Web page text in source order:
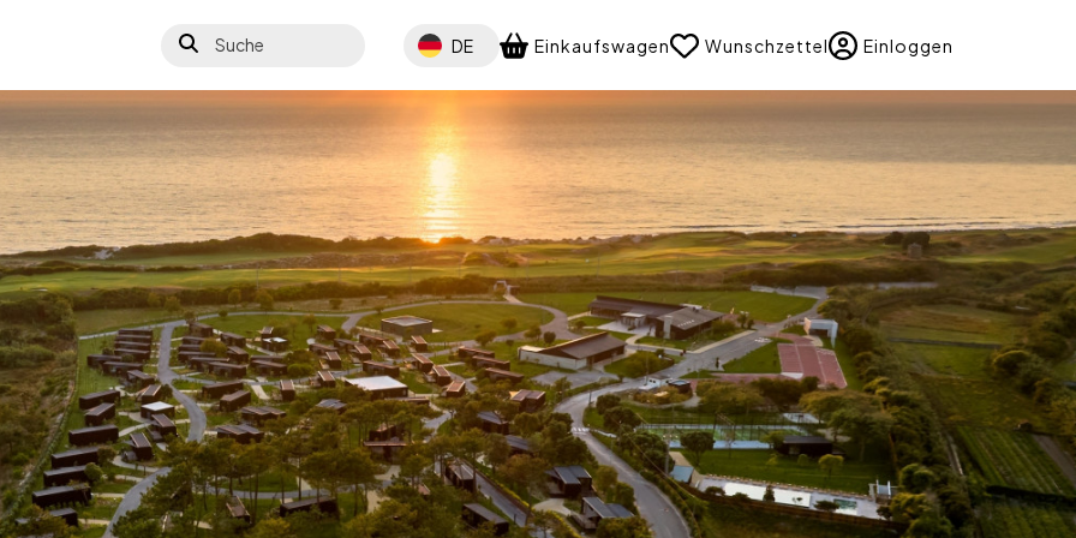
Suche Select your language
DE Einkaufswagen Wunschzettel Einloggen